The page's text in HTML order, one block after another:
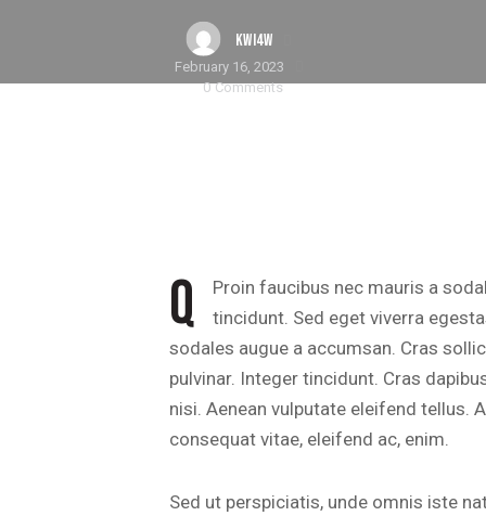
KWI4W
February 16, 2023
0 Comments
Q
Proin faucibus nec mauris a
tincidunt. Sed eget viverra
sodales augue a accumsan. Cras
pulvinar. Integer tincidunt. Cras
nisi. Aenean vulputate eleifend tellus.
consequat vitae, eleifend ac, enim.
Sed ut perspiciatis, unde omnis iste